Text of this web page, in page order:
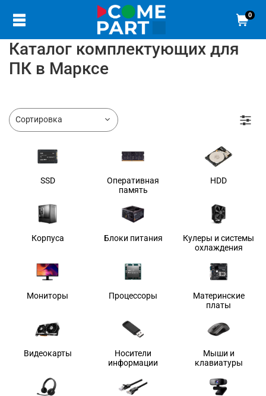
0
Каталог комплектующих для
ПК в Марксе
SSD
Оперативная
память
HDD
Корпуса Блоки питания
Кулеры и системы
охлаждения
Мониторы Процессоры
Материнские
платы
Видеокарты
Носители
информации
Мыши и
клавиатуры